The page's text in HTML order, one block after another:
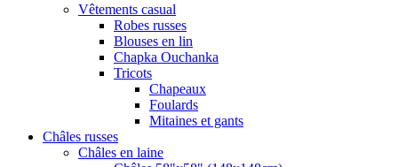
Vêtements casual
Robes russes
Blouses en lin
Chapka Ouchanka
Tricots
Chapeaux
Foulards
Mitaines et gants
Châles russes
Châles en laine